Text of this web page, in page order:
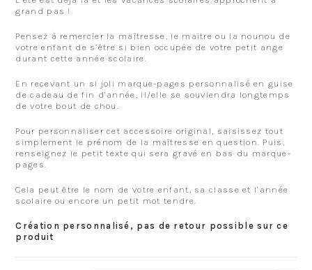
grand pas !
Pensez à remercier la maîtresse, le maitre ou la nounou de
votre enfant de s’être si bien occupée de votre petit ange
durant cette année scolaire.
En recevant un si joli marque-pages personnalisé en guise
de cadeau de fin d’année, il/elle se souviendra longtemps
de votre bout de chou.
Pour personnaliser cet accessoire original, saisissez tout
simplement le prénom de la maîtresse en question. Puis,
renseignez le petit texte qui sera gravé en bas du marque-
pages.
Cela peut être le nom de votre enfant, sa classe et l’année
scolaire ou encore un petit mot tendre.
Création personnalisé, pas de retour possible sur ce
produit